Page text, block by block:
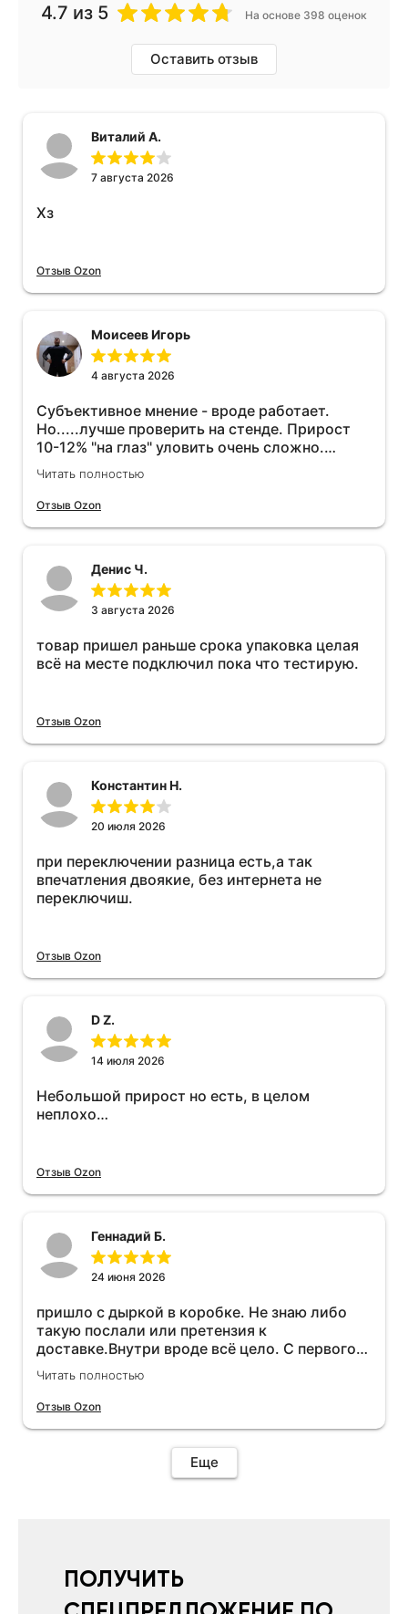
4.7 из 5 На основе 398 оценок
Оставить отзыв
Виталий А.
7 августа 2026
Хз
Отзыв Ozon
Моисеев Игорь
4 августа 2026
Субъективное мнение - вроде работает.
Но.....лучше проверить на стенде. Прирост
10-12% "на глаз" уловить очень сложно.
Покатаюсь, потом отключу и посмотрю, что
будет 😁.
Читать полностью
Отзыв Ozon
Денис Ч.
3 августа 2026
товар пришел раньше срока упаковка целая
всё на месте подключил пока что тестирую.
Отзыв Ozon
Константин Н.
20 июля 2026
при переключении разница есть,а так
впечатления двоякие, без интернета не
переключиш.
Отзыв Ozon
D Z.
14 июля 2026
Небольшой прирост но есть, в целом
неплохо…
Отзыв Ozon
Геннадий Б.
24 июня 2026
пришло с дыркой в коробке. Не знаю либо
такую послали или претензия к
доставке.Внутри вроде всё цело. С первого
раза установить не получается не знаю
может интернет дурит. Четыре звёзды за
упаковку с дыркой.Как опробую дополню
иначе не качает без него. Как поставил сразу
всё установилось по работе устройства
увеличился.Всем рекомендую к покупке.
Читать полностью
Отзыв Ozon
Еще
ПОЛУЧИТЬ